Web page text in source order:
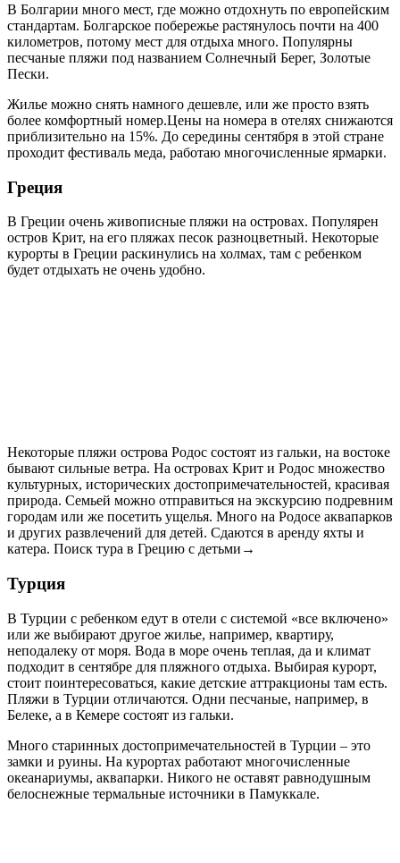
В Болгарии много мест, где можно отдохнуть по европейским
стандартам. Болгарское побережье растянулось почти на 400
километров, потому мест для отдыха много. Популярны
песчаные пляжи под названием Солнечный Берег, Золотые
Пески.
Жилье можно снять намного дешевле, или же просто взять
более комфортный номер.Цены на номера в отелях снижаются
приблизительно на 15%. До середины сентября в этой стране
проходит фестиваль меда, работаю многочисленные ярмарки.
Греция
В Греции очень живописные пляжи на островах. Популярен
остров Крит, на его пляжах песок разноцветный. Некоторые
курорты в Греции раскинулись на холмах, там с ребенком
будет отдыхать не очень удобно.
Некоторые пляжи острова Родос состоят из гальки, на востоке
бывают сильные ветра. На островах Крит и Родос множество
культурных, исторических достопримечательностей, красивая
природа. Семьей можно отправиться на экскурсию подревним
городам или же посетить ущелья. Много на Родосе аквапарков
и других развлечений для детей. Сдаются в аренду яхты и
катера. Поиск тура в Грецию с детьми→
Турция
В Турции с ребенком едут в отели с системой «все включено»
или же выбирают другое жилье, например, квартиру,
неподалеку от моря. Вода в море очень теплая, да и климат
подходит в сентябре для пляжного отдыха. Выбирая курорт,
стоит поинтересоваться, какие детские аттракционы там есть.
Пляжи в Турции отличаются. Одни песчаные, например, в
Белеке, а в Кемере состоят из гальки.
Много старинных достопримечательностей в Турции – это
замки и руины. На курортах работают многочисленные
океанариумы, аквапарки. Никого не оставят равнодушным
белоснежные термальные источники в Памуккале.